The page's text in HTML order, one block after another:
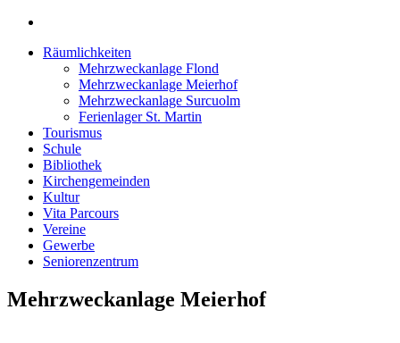
Räumlichkeiten
Mehrzweckanlage Flond
Mehrzweckanlage Meierhof
Mehrzweckanlage Surcuolm
Ferienlager St. Martin
Tourismus
Schule
Bibliothek
Kirchengemeinden
Kultur
Vita Parcours
Vereine
Gewerbe
Seniorenzentrum
Mehrzweckanlage Meierhof